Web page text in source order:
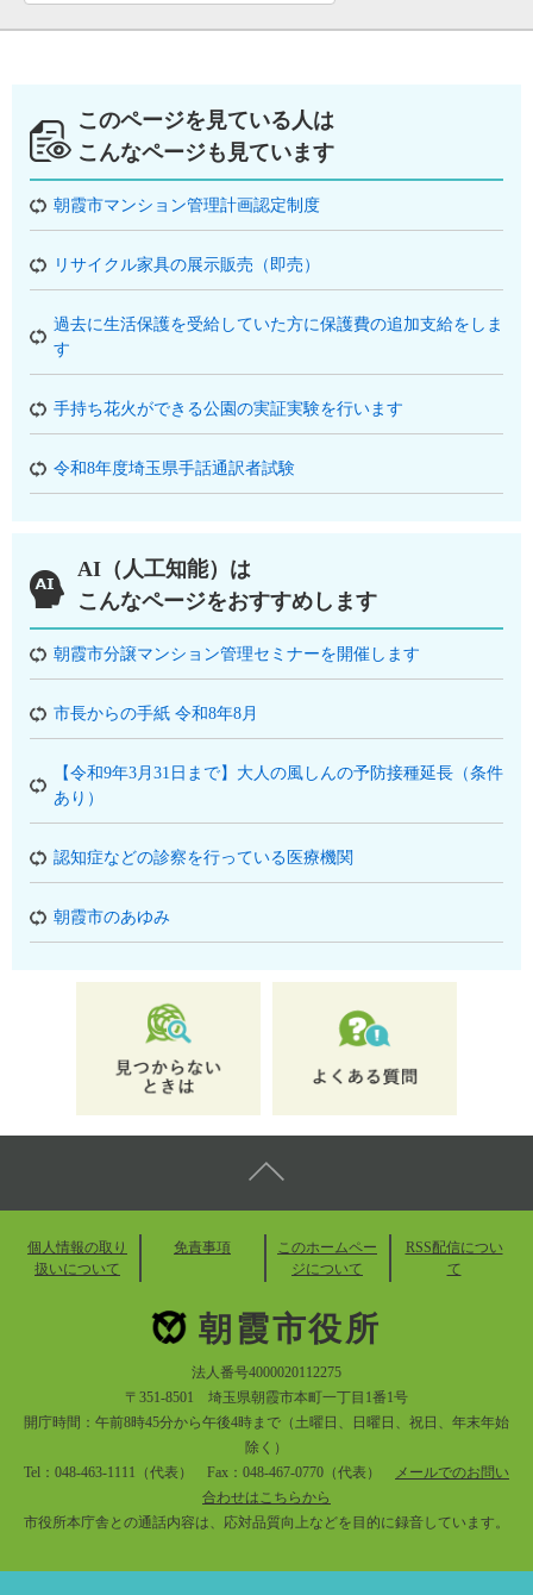
このページを見ている人は
こんなページも見ています
朝霞市マンション管理計画認定制度
リサイクル家具の展示販売（即売）
過去に生活保護を受給していた方に保護費の追加支給をしま
す
手持ち花火ができる公園の実証実験を行います
令和8年度埼玉県手話通訳者試験
AI（人工知能）は
こんなページをおすすめします
朝霞市分譲マンション管理セミナーを開催します
市長からの手紙 令和8年8月
【令和9年3月31日まで】大人の風しんの予防接種延長（条件
あり）
認知症などの診察を行っている医療機関
朝霞市のあゆみ
個人情報の取り
扱いについて
免責事項
このホームペー
ジについて
RSS配信につい
て
朝霞市役所
法人番号4000020112275
〒351-8501 埼玉県朝霞市本町一丁目1番1号
開庁時間：午前8時45分から午後4時まで（土曜日、日曜日、祝日、年末年始
除く）
Tel：048-463-1111（代表） Fax：048-467-0770（代表）
メールでのお問い
合わせはこちらから
市役所本庁舎との通話内容は、応対品質向上などを目的に録音しています。